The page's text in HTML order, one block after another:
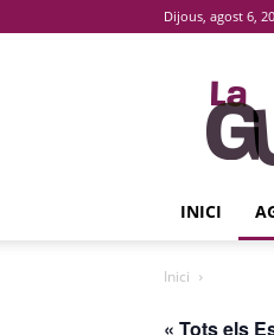
Dijous, agost 6,
INICI
Inici
« Tots els